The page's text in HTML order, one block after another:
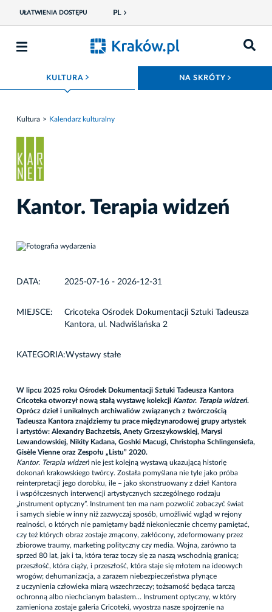
UŁATWIENIA DOSTĘPU PL
KULTURA ROZWIŃ MENU NA SKRÓTY
Kultura Kalendarz kulturalny
Kantor. Terapia widzeń
DATA: 2025-07-16 - 2026-12-31
MIEJSCE:
Cricoteka Ośrodek Dokumentacji Sztuki Tadeusza
Kantora, ul. Nadwiślańska 2
KATEGORIA:Wystawy stałe
W lipcu 2025 roku Ośrodek Dokumentacji Sztuki Tadeusza Kantora
Cricoteka otworzył nową stałą wystawę kolekcji Kantor. Terapia widzeń.
Oprócz dzieł i unikalnych archiwaliów związanych z twórczością
Tadeusza Kantora znajdziemy tu prace międzynarodowej grupy artystek
i artystów: Alexandry Bachzetsis, Anety Grzeszykowskiej, Marysi
Lewandowskiej, Nikity Kadana, Goshki Macugi, Christopha Schlingensiefa,
Gisèle Vienne oraz Zespołu „Listu” 2020.
Kantor. Terapia widzeń nie jest kolejną wystawą ukazującą historię
dokonań krakowskiego twórcy. Została pomyślana nie tyle jako próba
reinterpretacji jego dorobku, ile – jako skonstruowany z dzieł Kantora
i współczesnych interwencji artystycznych szczególnego rodzaju
„instrument optyczny”. Instrument ten ma nam pozwolić zobaczyć świat
i samych siebie w inny niż zazwyczaj sposób, umożliwić wgląd w rejony
realności, o których nie pamiętamy bądź niekoniecznie chcemy pamiętać,
czy też których obraz zostaje zmącony, zakłócony, zdeformowany przez
zbiorowe traumy, marketing polityczny czy media. Wojna, zarówno ta
sprzed 80 lat, jak i ta, która teraz toczy się za naszą wschodnią granicą;
przeszłość, która ciąży, i przeszłość, która staje się młotem na ideowych
wrogów; dehumanizacja, a zarazem niebezpieczeństwa płynące
z uczynienia człowieka miarą wszechrzeczy; tożsamość będąca tarczą
ochronną albo niechcianym balastem… Instrument optyczny, w który
zamieniona zostaje galeria Cricoteki, wyostrza nasze spojrzenie na